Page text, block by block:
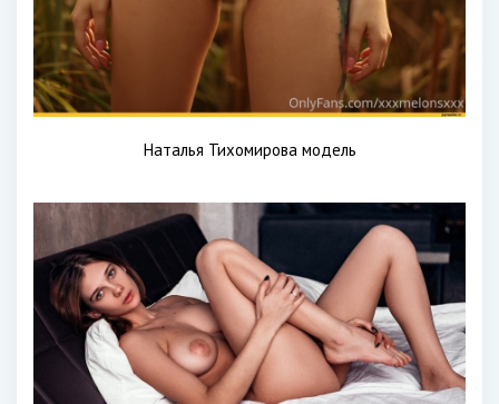
Наталья Тихомирова модель